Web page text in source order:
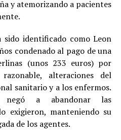
y atemorizando a pacientes
identificado como Leon
condenado al pago de una
(unos 233 euros) por
alteraciones del
sanitario y a los enfermos.
negó a abandonar las
exigieron, manteniendo su
de los agentes.